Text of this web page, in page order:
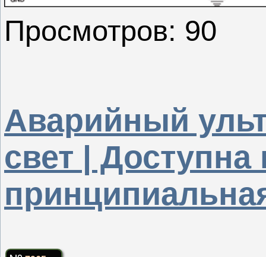
Просмотров: 90
Аварийный
свет |